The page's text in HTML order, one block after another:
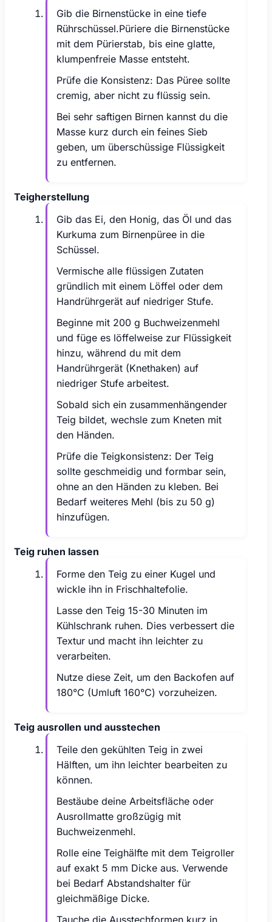
Gib die Birnenstücke in eine tiefe
Rührschüssel.Püriere die Birnenstücke
mit dem Pürierstab, bis eine glatte,
klumpenfreie Masse entsteht.
Prüfe die Konsistenz: Das Püree sollte
cremig, aber nicht zu flüssig sein.
Bei sehr saftigen Birnen kannst du die
Masse kurz durch ein feines Sieb
geben, um überschüssige Flüssigkeit
zu entfernen.
Teigherstellung
Gib das Ei, den Honig, das Öl und das
Kurkuma zum Birnenpüree in die
Schüssel.
Vermische alle flüssigen Zutaten
gründlich mit einem Löffel oder dem
Handrührgerät auf niedriger Stufe.
Beginne mit 200 g Buchweizenmehl
und füge es löffelweise zur Flüssigkeit
hinzu, während du mit dem
Handrührgerät (Knethaken) auf
niedriger Stufe arbeitest.
Sobald sich ein zusammenhängender
Teig bildet, wechsle zum Kneten mit
den Händen.
Prüfe die Teigkonsistenz: Der Teig
sollte geschmeidig und formbar sein,
ohne an den Händen zu kleben. Bei
Bedarf weiteres Mehl (bis zu 50 g)
hinzufügen.
Teig ruhen lassen
Forme den Teig zu einer Kugel und
wickle ihn in Frischhaltefolie.
Lasse den Teig 15-30 Minuten im
Kühlschrank ruhen. Dies verbessert die
Textur und macht ihn leichter zu
verarbeiten.
Nutze diese Zeit, um den Backofen auf
180°C (Umluft 160°C) vorzuheizen.
Teig ausrollen und ausstechen
Teile den gekühlten Teig in zwei
Hälften, um ihn leichter bearbeiten zu
können.
Bestäube deine Arbeitsfläche oder
Ausrollmatte großzügig mit
Buchweizenmehl.
Rolle eine Teighälfte mit dem Teigroller
auf exakt 5 mm Dicke aus. Verwende
bei Bedarf Abstandshalter für
gleichmäßige Dicke.
Tauche die Ausstechformen kurz in